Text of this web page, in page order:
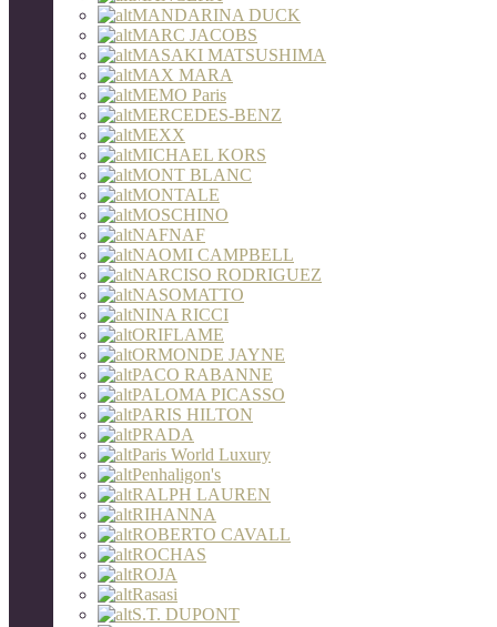
MANDARINA DUCK
MARC JACOBS
MASAKI MATSUSHIMA
MAX MARA
MEMO Paris
MERCEDES-BENZ
MEXX
MICHAEL KORS
MONT BLANC
MONTALE
MOSCHINO
NAFNAF
NAOMI CAMPBELL
NARCISO RODRIGUEZ
NASOMATTO
NINA RICCI
ORIFLAME
ORMONDE JAYNE
PACO RABANNE
PALOMA PICASSO
PARIS HILTON
PRADA
Paris World Luxury
Penhaligon's
RALPH LAUREN
RIHANNA
ROBERTO CAVALL
ROCHAS
ROJA
Rasasi
S.T. DUPONT